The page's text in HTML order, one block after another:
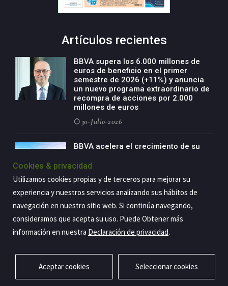
Artículos recientes
BBVA supera los 6.000 millones de
euros de beneficio en el primer
semestre de 2026 (+11%) y anuncia
un nuevo programa extraordinario de
recompra de acciones por 2.000
millones de euros
30-Julio-2026
BBVA acelera el crecimiento de su
de especialización presente en siete
29-Julio-2026
Copyright@2026 Estrategia Empresarial
Privacidad Aviso legal Política de cookies Contacto RSS
Cookies & privacidad
Utilizamos cookies propias y de terceros para mejorar su
experiencia y nuestros servicios analizando sus hábitos de
navegación en nuestro sitio web. Si continúa navegando,
consideramos que acepta su uso. Puede Obtener más
información en nuestra Declaración de privacidad.
Aceptar cookies Seleccionar cookies